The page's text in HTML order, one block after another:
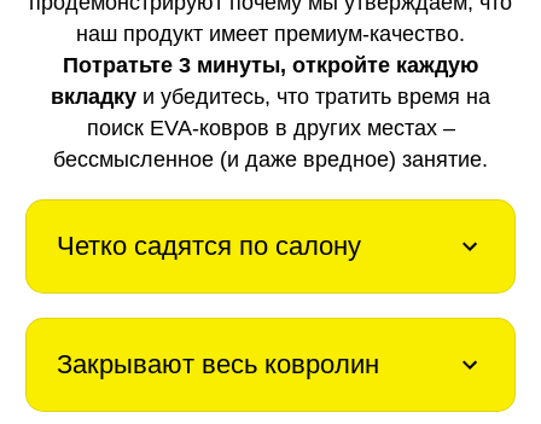
наш продукт имеет премиум-качество.
Потратьте 3 минуты, откройте каждую
вкладку и убедитесь, что тратить время на
поиск EVA-ковров в других местах –
бессмысленное (и даже вредное) занятие.
Четко садятся по салону
Закрывают весь ковролин